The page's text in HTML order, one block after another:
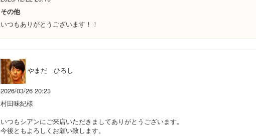
その他
いつもありがとうございます！！
やまだ ひろし
2026/03/26 20:23
村田味紀様
いつもシアンにご来店いただきましてありがとうございます。
今後ともよろしくお願い致します。